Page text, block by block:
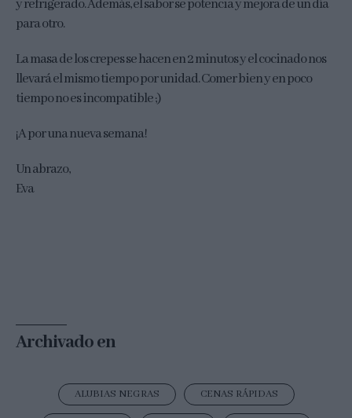
y refrigerado. Además, el sabor se potencia y mejora de un día
para otro.
La masa de los crepes se hacen en 2 minutos y el cocinado nos
llevará el mismo tiempo por unidad. Comer bien y en poco
tiempo no es incompatible ;)
¡A por una nueva semana!
Un abrazo,
Eva
Archivado en
ALUBIAS NEGRAS CENAS RÁPIDAS